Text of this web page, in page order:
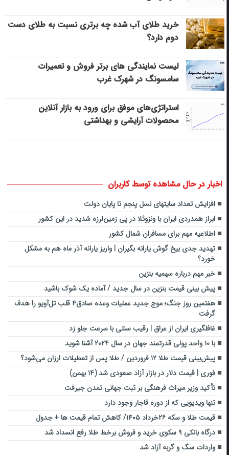
خرید طلای آب شده چه برتری نسبت به طلای دست
دوم دارد؟
لیست نمایندگی های برتر فروش و تعمیرات
سامسونگ در شهرک غرب
استراتژی‌های موفق برای ورود به بازار آنلاین
محصولات آرایشی و بهداشتی
اخبار در حال مشاهده توسط کاربران
افزایش تعداد سایتهای نسل پنجم تا پایان دولت
ابراز همدردی ایران با ونزوئلا در پی زمین‌لرزه شدید در این کشور
اطلاعیه مهم برای مسافران شمال کشور
تهدید جدی بیخ گوش یارانه بگیران | واریز یارانه آذر ماه هم به مشکل
خورد؟
خبر مهم درباره سهمیه بنزین
پیش بینی قیمت بنزین در سال جدید / آماده یک شوک باشید
هفتمین روز جنگ؛ موج جدید عملیات وعده صادق۴ قلب تل‌آویو را هدف
گرفت
غافلگیری ایران از عراق | رقیب سنتی با سرعت جلو زد
با ۱۰ واحد پولی قدرتمند جهان در سال ۲۰۲۴ آشنا شوید
پیش‌بینی قیمت طلا ۱۲ فروردین / طلا پس از تعطیلات ارزان می‌شود؟
فوری | قیمت دلار در بازار آزاد صعودی شد (۱۴ بهمن)
تأکید وزیر میراث فرهنگی بر ثبت جهانی تمدن جیرفت
تنها ویدیویی که از دوره قاجار وجود دارد
قیمت طلا و سکه ۲۶خرداد ۱۴۰۵/ کاهش تمام قیمت ها + جدول
درگاه بانکی ۹ سکوی خرید و فروش برخط طلا رفع انسداد شد
واردات سگ و گربه آزاد شد